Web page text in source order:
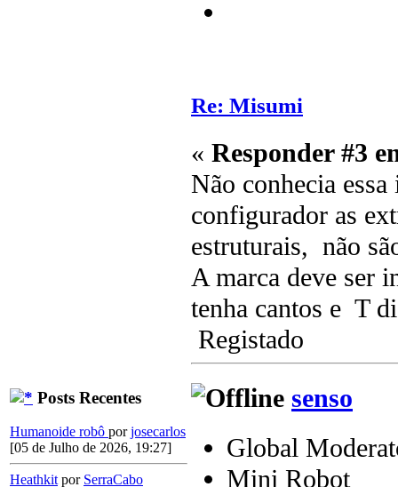
Posts Recentes
Humanoide robô porjosecarlos
[05 de Julho de 2026, 19:27]
Heathkit por SerraCabo
Re: Misumi
« Responder #3
Não conhecia
configurador as
estruturais, não
A marca deve ser
tenha cantos e T
Registado
senso
Global
Mini Robot